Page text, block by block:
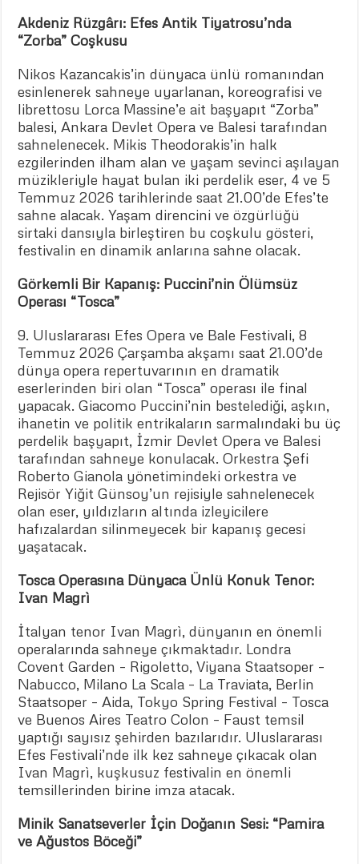
Akdeniz Rüzgârı: Efes Antik Tiyatrosu’nda
“Zorba” Coşkusu
Nikos Kazancakis’in dünyaca ünlü romanından
esinlenerek sahneye uyarlanan, koreografisi ve
librettosu Lorca Massine’e ait başyapıt “Zorba”
balesi, Ankara Devlet Opera ve Balesi tarafından
sahnelenecek. Mikis Theodorakis’in halk
ezgilerinden ilham alan ve yaşam sevinci aşılayan
müzikleriyle hayat bulan iki perdelik eser, 4 ve 5
Temmuz 2026 tarihlerinde saat 21.00’de Efes’te
sahne alacak. Yaşam direncini ve özgürlüğü
sirtaki dansıyla birleştiren bu coşkulu gösteri,
festivalin en dinamik anlarına sahne olacak.
Görkemli Bir Kapanış: Puccini’nin Ölümsüz
Operası “Tosca”
9. Uluslararası Efes Opera ve Bale Festivali, 8
Temmuz 2026 Çarşamba akşamı saat 21.00’de
dünya opera repertuvarının en dramatik
eserlerinden biri olan “Tosca” operası ile final
yapacak. Giacomo Puccini’nin bestelediği, aşkın,
ihanetin ve politik entrikaların sarmalındaki bu üç
perdelik başyapıt, İzmir Devlet Opera ve Balesi
tarafından sahneye konulacak. Orkestra Şefi
Roberto Gianola yönetimindeki orkestra ve
Rejisör Yiğit Günsoy’un rejisiyle sahnelenecek
olan eser, yıldızların altında izleyicilere
hafızalardan silinmeyecek bir kapanış gecesi
yaşatacak.
Tosca Operasına Dünyaca Ünlü Konuk Tenor:
Ivan Magrì
İtalyan tenor Ivan Magrì, dünyanın en önemli
operalarında sahneye çıkmaktadır. Londra
Covent Garden – Rigoletto, Viyana Staatsoper –
Nabucco, Milano La Scala – La Traviata, Berlin
Staatsoper – Aida, Tokyo Spring Festival – Tosca
ve Buenos Aires Teatro Colon – Faust temsil
yaptığı sayısız şehirden bazılarıdır. Uluslararası
Efes Festivali’nde ilk kez sahneye çıkacak olan
Ivan Magrì, kuşkusuz festivalin en önemli
temsillerinden birine imza atacak.
Minik Sanatseverler İçin Doğanın Sesi: “Pamira
ve Ağustos Böceği”